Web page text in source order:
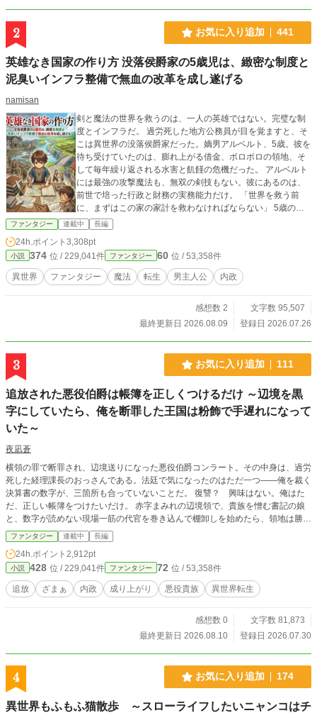
2 お気に入り追加 441
英雄なき国家の作り方 没落侯爵家の5歳児は、緻密な制度と
泥臭いインフラ整備で無血の改革を成し遂げる
namisan
剣と魔法の世界を救うのは、一人の英雄ではない。完璧な制
度とインフラだ。 過労死した地方公務員が目を覚ますと、そ
こは異世界の没落侯爵家だった。嫡男アルベルト、5歳。彼を
待ち受けていたのは、膨れ上がる借金、ボロボロの領地、そ
して毎年繰り返される水害と飢饉の危機だった。 アルベルト
には最強の攻撃魔法も、無双の剣技もない。彼にあるのは、
前世で培った行政と財務の実務能力だけ。 「世界を救う前
に、まずはこの家の家計を救わなければならない」 5歳の幼
児は擦り切れた天蓋ベッドから起き上がり、大人たちの目を
盗んで分厚い帳簿と向き合い始める。 手始めに使用人の業務
改善から着手し、平民の少年と泥にまみれて土壌改良を行
い、やがて魔法を戦闘ではなく公衆衛生と物流に転用する前
代未聞のインフラ革命へと乗り出していく。 チート能力で一
瞬にして街を作るわけではない。予算を削り出し、異世界の
つ進む。 これは、一人の不器用な行政官が小さな辺境の村か
ら少しずつ世界を変えていく、泥臭くも熱い領地改革の物
ファンタジー 連載中 長編
24h.ポイント 3,308pt
小説 374 位 / 229,041件 ファンタジー 60 位 / 53,358件
異世界 ファンタジー 魔法 転生 男主人公 内政
感想数 2
文字数 95,507
最終更新日 2026.08.09
登録日 2026.07.26
3 お気に入り追加 111
追放された悪役伯爵は帳簿を正しくつけるだけ ～辺境を黒
字にしていたら、俺を断罪した王国は粉飾で手遅れになって
いた～
夜凪蒼
横領の罪で断罪され、辺境送りになった悪役伯爵コンラート。その中身は、過労
死した経理課長のおっさんである。法廷で気になったのはただ一つ——俺を裁く
決算書の数字が、三箇所も合っていないことだ。 復讐？ 興味はない。俺はた
だ、正しい帳簿をつけたいだけ。 赤字まみれの辺境領で、貴族を憎む書記の娘
と、数字が読めない現場一筋の代官を巻き込んで棚卸しを始めたら、領地は勝手
に黒字になっていく。一方で、正確な数字が出ると困る連中がいるらしい。増
税、監査、禁輸——潰しに来る中央のやり口を、俺は全部「記録」で受け止め
る。 やがて帳簿が照らし出すのは、王国そのものの粉飾と、俺の前に断罪され
た六人の貴族の存在で——。 数字は嘘をつかない。追放した側が今さら後悔し
ても、決算はもう締まっている。 ※本作は『小説家になろう』『カクヨム』に
も掲載しています。
ファンタジー 連載中 長編
24h.ポイント 2,912pt
小説 428 位 / 229,041件 ファンタジー 72 位 / 53,358件
追放 ざまぁ 内政 成り上がり 悪役貴族 異世界転生
感想数 0
文字数 81,873
最終更新日 2026.08.10
登録日 2026.07.30
4 お気に入り追加 174
異世界もふもふ猫散歩 ～スローライフしたいニャンコはチ